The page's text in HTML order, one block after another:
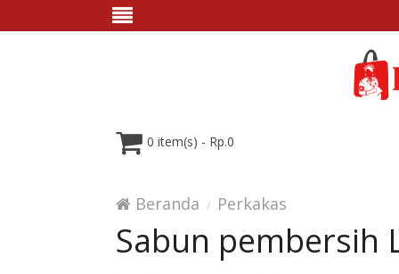
0 item(s) - Rp.0
Beranda Perkakas
Sabun pembersih